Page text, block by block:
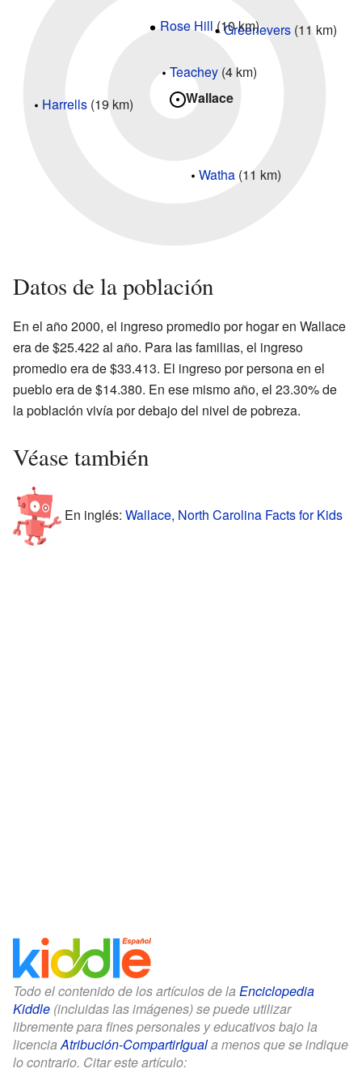
Wallace
Greenevers (11 km)
Harrells(19 km)
Rose Hill(10 km)
Teachey (4 km)
Watha (11 km)
Datos de la población
En el año 2000, el ingreso promedio por hogar en Wallace
era de $25.422 al año. Para las familias, el ingreso
promedio era de $33.413. El ingreso por persona en el
pueblo era de $14.380. En ese mismo año, el 23.30% de
la población vivía por debajo del nivel de pobreza.
Véase también
En inglés: Wallace, North Carolina Facts for Kids
Todo el contenido de los artículos de la Enciclopedia
Kiddle (incluidas las imágenes) se puede utilizar
libremente para fines personales y educativos bajo la
licenciaAtribución-CompartirIguala menos que se indique
lo contrario. Citar este artículo: